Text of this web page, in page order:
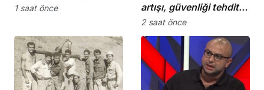
1 saat önce
artışı, güvenliği tehdit
ediyor”
2 saat önce